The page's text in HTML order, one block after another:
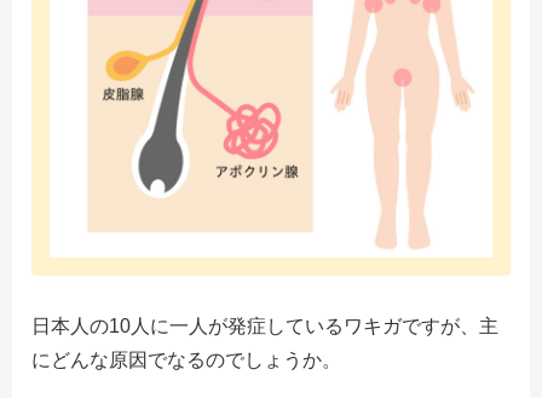
日本人の10人に一人が発症しているワキガですが、主
にどんな原因でなるのでしょうか。